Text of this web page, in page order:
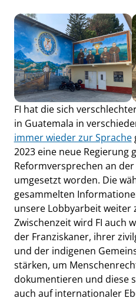
FI hat die sich
in Guatemala in
immer wieder zur Sprache
2023 eine neue Regierung
Reformversprechen an
umgesetzt worden. Die
gesammelten
unsere Lobbyarbeit weiter
Zwischenzeit wird FI auch
der Franziskaner, ihrer
und der indigenen
stärken, um
dokumentieren und diese
auch auf internationaler